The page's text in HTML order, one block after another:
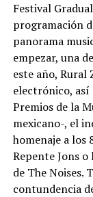
Festival
programación
panorama
empezar, una
este año,
electrónico, así
Premios de la
mexicano-, el
homenaje a los
Repente Jons
de The Noises.
contundencia